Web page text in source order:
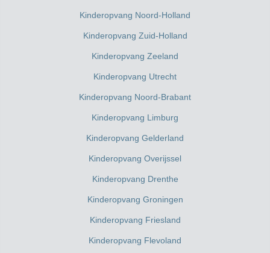
Kinderopvang Noord-Holland
Kinderopvang Zuid-Holland
Kinderopvang Zeeland
Kinderopvang Utrecht
Kinderopvang Noord-Brabant
Kinderopvang Limburg
Kinderopvang Gelderland
Kinderopvang Overijssel
Kinderopvang Drenthe
Kinderopvang Groningen
Kinderopvang Friesland
Kinderopvang Flevoland